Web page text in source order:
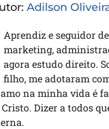
Adilson
Aprendiz e seguidor
marketing,
agora estudo direito.
filho, me adotaram
na minha vida é
Dizer a todos